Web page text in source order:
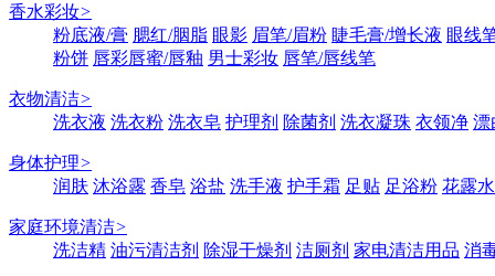
香水彩妆>
粉底液/膏 腮红/胭脂 眼影 眉笔/眉粉 睫毛膏/增长液 眼线
粉饼 唇彩唇蜜/唇釉 男士彩妆 唇笔/唇线笔
衣物清洁>
洗衣液 洗衣粉 洗衣皂 护理剂 除菌剂 洗衣凝珠 衣领净 漂
身体护理>
润肤 沐浴露 香皂 浴盐 洗手液 护手霜 足贴 足浴粉 花露水
家庭环境清洁>
洗洁精 油污清洁剂 除湿干燥剂 洁厕剂 家电清洁用品 消